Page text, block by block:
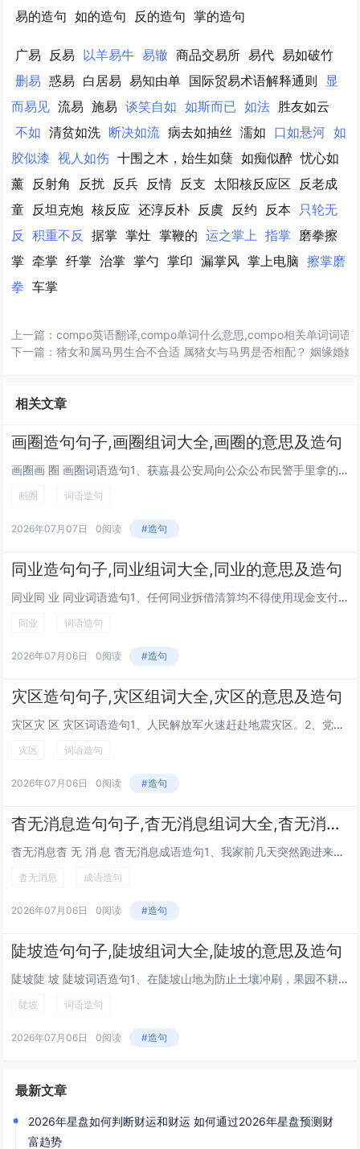
易的造句 如的造句 反的造句 掌的造句
广易 反易 以羊易牛 易辙 商品交易所 易代 易如破竹
删易 惑易 白居易 易知由单 国际贸易术语解释通则
显
而易见 流易 施易 谈笑自如 如斯而已 如法 胜友如云
不如 清贫如洗 断决如流 病去如抽丝 濡如 口如悬河 如
胶似漆 视人如伤 十围之木，始生如蘖 如痴似醉 忧心如
薰 反射角 反扰 反兵 反情 反支 太阳核反应区 反老成
童 反坦克炮 核反应 还淳反朴 反虞 反约 反本 只轮无
反
积重不反 据掌 掌灶 掌鞭的 运之掌上 指掌 磨拳擦
掌 牵掌 纤掌 治掌 掌勺 掌印 漏掌风 掌上电脑 擦掌磨
拳 车掌
上一篇：compo英语翻译,compo单词什么意思,compo相关单词词语
下一篇：猪女和属马男生合不合适 属猪女与马男是否相配？ 姻缘婚姻
相关文章
画圈造句句子,画圈组词大全,画圈的意思及造句
画圈画 圈 画圈词语造句1、获嘉县公安局向公众公布民警手里拿的是对讲机画圈处。2、你可以两边着力，来来回回，或者用中指画圈。3、请选出正确答案并在其字母上画圈。4、手心与脸沾湿，搓揉面皂充分起泡后画圈方式按摩脸部，再用清水彻底冲洗乾净即可。...
画圈 词语造句
2026年07月07日 0阅读 #造句
同业造句句子,同业组词大全,同业的意思及造句
同业同 业 同业词语造句1、任何同业拆借清算均不得使用现金支付。2、培训系统？？跨势集团内的研发单位连同其国际性的联盟机构，携手打造最先进的培训系统，是其他同业者望尘莫及的。3、从此，乾泰祥励精图治，所经营的产品和服务质量在苏州同业中一直名...
同业 词语造句
2026年07月06日 0阅读 #造句
灾区造句句子,灾区组词大全,灾区的意思及造句
灾区灾 区 灾区词语造句1、人民解放军火速赶赴地震灾区。2、党号召我们团结起来，支援灾区人民。3、五年一班同学倡议每人向灾区小朋友捐献一本书。4、地震发生后，抢险人员立刻奔赴灾区。5、全校师生捐款捐物，支援灾区人民渡过难关。6、战士们奉命开...
灾区 词语造句
2026年07月06日 0阅读 #造句
杳无消息造句句子,杳无消息组词大全,杳无消息的意思及造句
杳无消息杳 无 消 息 杳无消息成语造句1、我家前几天突然跑进来一只可爱的小猫咪，是只狸花猫。我特别喜欢它，可是突然有一天它不见了怎么找都找不到，杳无消息，好像从来都没有来过一般。2、小学的语文老师十分严厉，但渐渐长大再也没有见到过她了，电...
杳无消息 成语造句
2026年07月06日 0阅读 #造句
陡坡造句句子,陡坡组词大全,陡坡的意思及造句
陡坡陡 坡 陡坡词语造句1、在陡坡山地为防止土壤冲刷，果园不耕翻。2、这都是黄支书生前发动群众退耕平田的成果，而过去这里都是陡坡洼，寸草不生。3、兜兜转转，四人又来到月亡山北面，刚才路过时已暗中留心此处环境，这里陡坡向下，遍布碎石，周围枝叶...
陡坡 词语造句
2026年07月06日 0阅读 #造句
最新文章
2026年星盘如何判断财运和财运 如何通过2026年星盘预测财
富趋势